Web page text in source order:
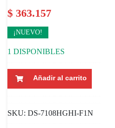
$ 363.157
¡NUEVO!
1 DISPONIBLES
DVR
HIKVISION
Añadir al carrito
SKU: DS-7108HGHI-F1N